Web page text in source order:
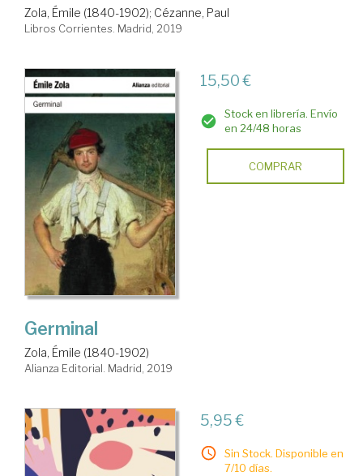
Zola, Émile (1840-1902); Cézanne, Paul
Libros Corrientes. Madrid, 2019
15,50 €
Stock en librería. Envío
en 24/48 horas
COMPRAR
Germinal
Zola, Émile (1840-1902)
Alianza Editorial. Madrid, 2019
5,95 €
Sin Stock. Disponible en
7/10 días.